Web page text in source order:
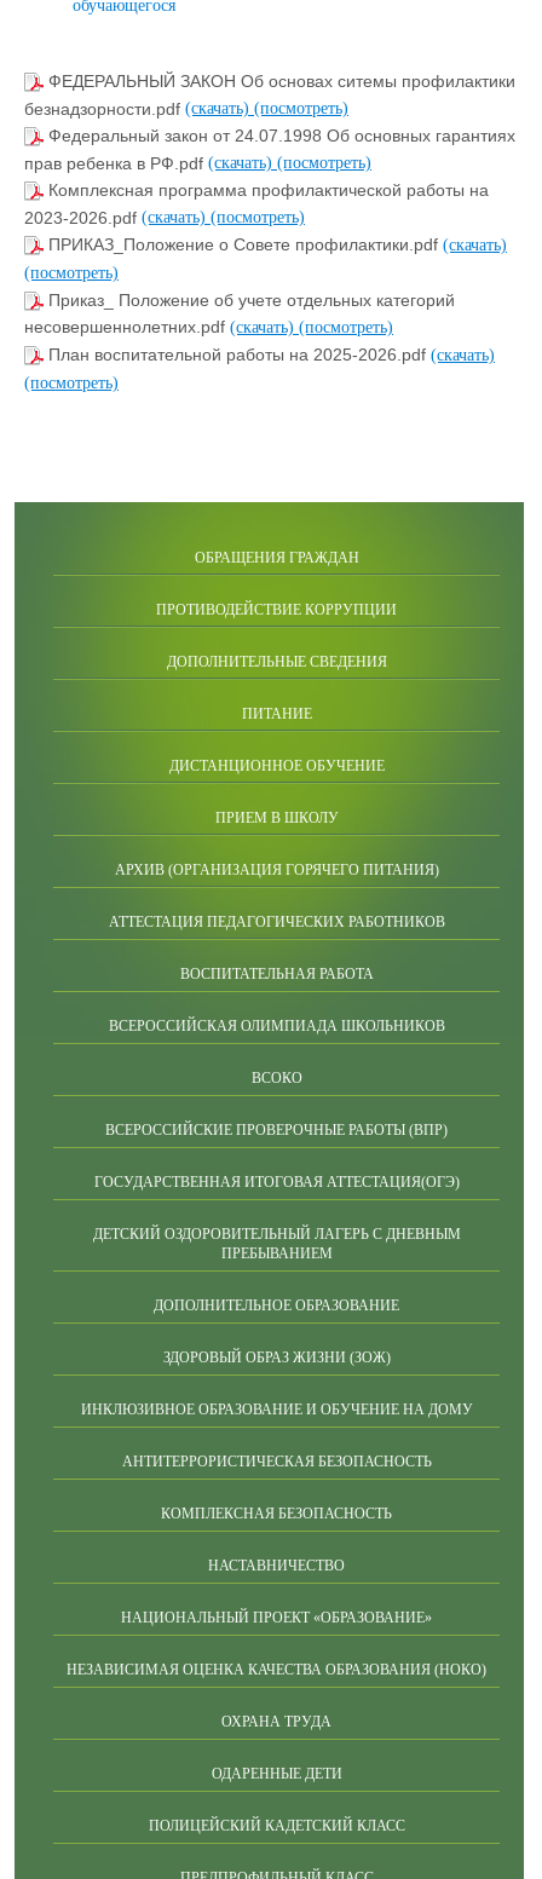
обучающегося
ФЕДЕРАЛЬНЫЙ ЗАКОН Об основах ситемы профилактики
безнадзорности.pdf (скачать) (посмотреть)
Федеральный закон от 24.07.1998 Об основных гарантиях
прав ребенка в РФ.pdf (скачать) (посмотреть)
Комплексная программа профилактической работы на
2023-2026.pdf (скачать) (посмотреть)
ПРИКАЗ_Положение о Совете профилактики.pdf (скачать)
(посмотреть)
Приказ_ Положение об учете отдельных категорий
несовершеннолетних.pdf (скачать) (посмотреть)
План воспитательной работы на 2025-2026.pdf (скачать)
(посмотреть)
ОБРАЩЕНИЯ ГРАЖДАН
ПРОТИВОДЕЙСТВИЕ КОРРУПЦИИ
ДОПОЛНИТЕЛЬНЫЕ СВЕДЕНИЯ
ПИТАНИЕ
ДИСТАНЦИОННОЕ ОБУЧЕНИЕ
ПРИЕМ В ШКОЛУ
АРХИВ (ОРГАНИЗАЦИЯ ГОРЯЧЕГО ПИТАНИЯ)
АТТЕСТАЦИЯ ПЕДАГОГИЧЕСКИХ РАБОТНИКОВ
ВОСПИТАТЕЛЬНАЯ РАБОТА
ВСЕРОССИЙСКАЯ ОЛИМПИАДА ШКОЛЬНИКОВ
ВСОКО
ВСЕРОССИЙСКИЕ ПРОВЕРОЧНЫЕ РАБОТЫ (ВПР)
ГОСУДАРСТВЕННАЯ ИТОГОВАЯ АТТЕСТАЦИЯ(ОГЭ)
ДЕТСКИЙ ОЗДОРОВИТЕЛЬНЫЙ ЛАГЕРЬ С ДНЕВНЫМ
ПРЕБЫВАНИЕМ
ДОПОЛНИТЕЛЬНОЕ ОБРАЗОВАНИЕ
ЗДОРОВЫЙ ОБРАЗ ЖИЗНИ (ЗОЖ)
ИНКЛЮЗИВНОЕ ОБРАЗОВАНИЕ И ОБУЧЕНИЕ НА ДОМУ
АНТИТЕРРОРИСТИЧЕСКАЯ БЕЗОПАСНОСТЬ
КОМПЛЕКСНАЯ БЕЗОПАСНОСТЬ
НАСТАВНИЧЕСТВО
НАЦИОНАЛЬНЫЙ ПРОЕКТ «ОБРАЗОВАНИЕ»
НЕЗАВИСИМАЯ ОЦЕНКА КАЧЕСТВА ОБРАЗОВАНИЯ (НОКО)
ОХРАНА ТРУДА
ОДАРЕННЫЕ ДЕТИ
ПОЛИЦЕЙСКИЙ КАДЕТСКИЙ КЛАСС